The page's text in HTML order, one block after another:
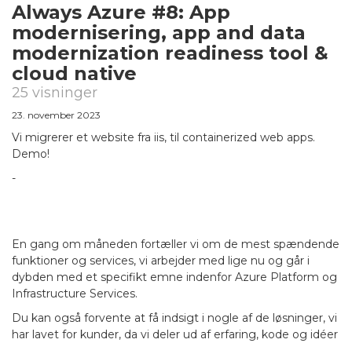
Always Azure #8: App
modernisering, app and data
modernization readiness tool &
cloud native
25 visninger
23. november 2023
Vi migrerer et website fra iis, til containerized web apps.
Demo!
-
En gang om måneden fortæller vi om de mest spændende
funktioner og services, vi arbejder med lige nu og går i
dybden med et specifikt emne indenfor Azure Platform og
Infrastructure Services.
Du kan også forvente at få indsigt i nogle af de løsninger, vi
har lavet for kunder, da vi deler ud af erfaring, kode og idéer